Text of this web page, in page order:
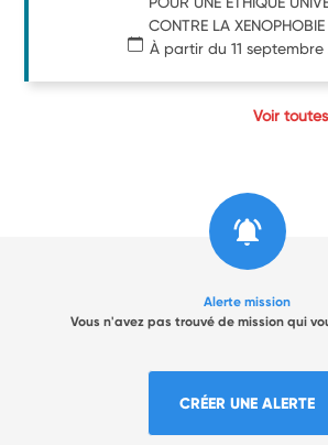
CONTRE LA XENOPHOBIE
À partir du 11 septembre
Voir
Alerte mission
Vous n'avez pas trouvé de mission qui
CRÉER UNE ALERTE